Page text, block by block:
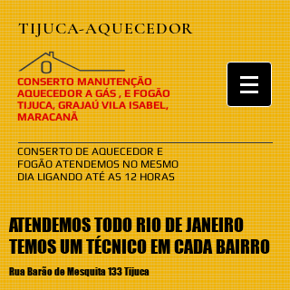
TIJUCA-AQUECEDOR
​​O
CONSERTO MANUTENÇÃO
AQUECEDOR A GÁS , E FOGÃO
TIJUCA, GRAJAÚ VILA ISABEL,
MARACANÃ
CONSERTO DE AQUECEDOR E
FOGÃO ATENDEMOS NO MESMO
DIA LIGANDO ATÉ AS 12 HORAS
ATENDEMOS TODO RIO DE JANEIRO
TEMOS UM TÉCNICO EM CADA BAIRRO
Rua Barão de Mesquita 133 Tijuca